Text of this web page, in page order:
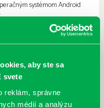
aby ste sa
svete
reklám, správne
médií a analýzu
systémom Android
stiahnite aplikáciu
potrebné údaje vrátane
sa registrovali v knižnici
naRegistrovat se.
účtu v aplikáciiprihlásite.